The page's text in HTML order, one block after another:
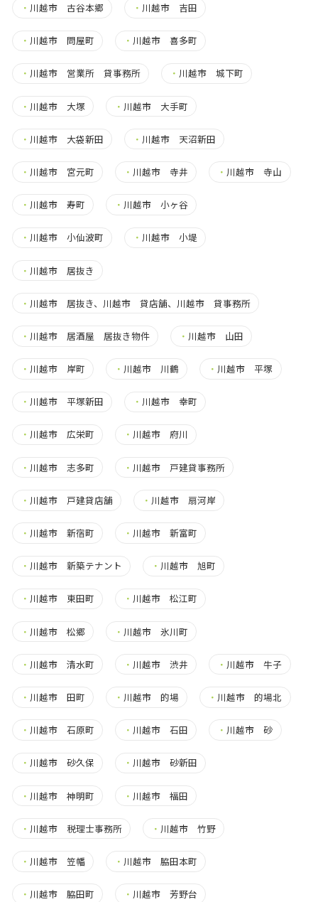
・ 川越市 古谷本郷 ・ 川越市 吉田
・ 川越市 問屋町 ・ 川越市 喜多町
・ 川越市 営業所 貸事務所 ・ 川越市 城下町
・ 川越市 大塚 ・ 川越市 大手町
・ 川越市 大袋新田 ・ 川越市 天沼新田
・ 川越市 宮元町 ・ 川越市 寺井 ・ 川越市 寺山
・ 川越市 寿町 ・ 川越市 小ヶ谷
・ 川越市 小仙波町 ・ 川越市 小堤
・ 川越市 居抜き
・ 川越市 居抜き、川越市 貸店舗、川越市 貸事務所
・ 川越市 居酒屋 居抜き物件 ・ 川越市 山田
・ 川越市 岸町 ・ 川越市 川鶴 ・ 川越市 平塚
・ 川越市 平塚新田 ・ 川越市 幸町
・ 川越市 広栄町 ・ 川越市 府川
・ 川越市 志多町 ・ 川越市 戸建貸事務所
・ 川越市 戸建貸店舗 ・ 川越市 扇河岸
・ 川越市 新宿町 ・ 川越市 新富町
・ 川越市 新築テナント ・ 川越市 旭町
・ 川越市 東田町 ・ 川越市 松江町
・ 川越市 松郷 ・ 川越市 氷川町
・ 川越市 清水町 ・ 川越市 渋井 ・ 川越市 牛子
・ 川越市 田町 ・ 川越市 的場 ・ 川越市 的場北
・ 川越市 石原町 ・ 川越市 石田 ・ 川越市 砂
・ 川越市 砂久保 ・ 川越市 砂新田
・ 川越市 神明町 ・ 川越市 福田
・ 川越市 税理士事務所 ・ 川越市 竹野
・ 川越市 笠幡 ・ 川越市 脇田本町
・ 川越市 脇田町 ・ 川越市 芳野台